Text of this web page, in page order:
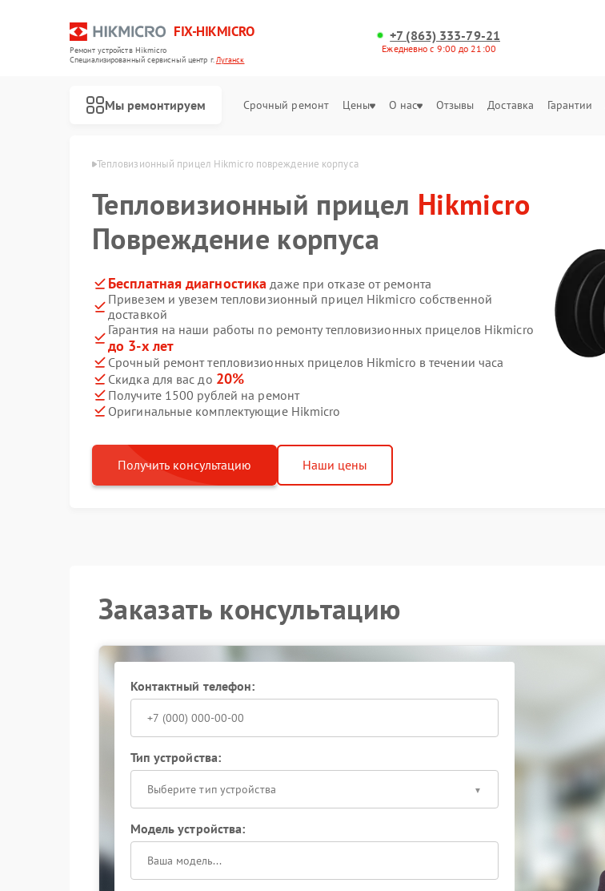
FIX-HIKMICRO
Ремонт устройств Hikmicro
Специализированный cервисный центр г.Луганск
+7 (863) 333-79-21
Ежедневно с 9:00 до 21:00
Мы ремонтируем Срочный ремонт Цены О нас Отзывы Доставка Гарантии
Тепловизионный прицел Hikmicro повреждение корпуса
Тепловизионный прицел Hikmicro
Повреждение корпуса
Бесплатная диагностика даже при отказе от ремонта
Привезем и увезем тепловизионный прицел Hikmicro собственной
доставкой
Гарантия на наши работы по ремонту тепловизионных прицелов Hikmicro
до 3-х лет
Срочный ремонт тепловизионных прицелов Hikmicro в течении часа
Скидка для вас до 20%
Получите 1500 рублей на ремонт
Оригинальные комплектующие Hikmicro
Получить консультацию Наши цены
Заказать консультацию
Контактный телефон:
Тип устройства:
Выберите тип устройства
Модель устройства: